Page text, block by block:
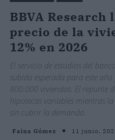
BBVA
precio de la
12% en 2026
El servicio de estudios del
subida esperada para este
800.000 viviendas. El repunte
hipotecas variables mientras
sin cubrir la demanda.
Faina Gómez 11 junio,